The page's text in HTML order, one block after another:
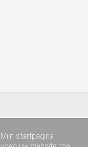
Mijn startpagina